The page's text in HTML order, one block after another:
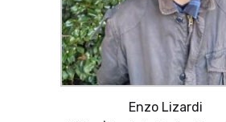
Enzo Lizardi